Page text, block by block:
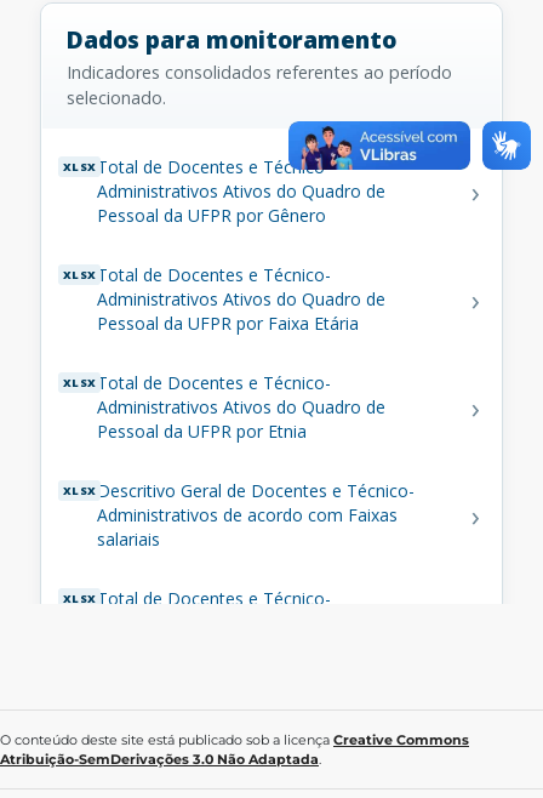
O conteúdo deste site está publicado sob a licença Creative Commons
Atribuição-SemDerivações 3.0 Não Adaptada.